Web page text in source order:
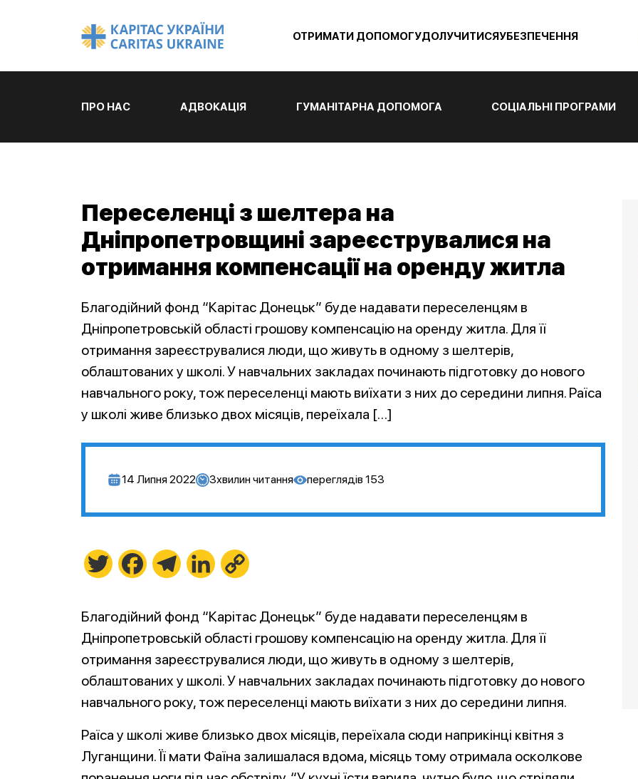
ОТРИМАТИ ДОПОМОГУДОЛУЧИТИСЯУБЕЗПЕЧЕННЯ
ПРО НАС АДВОКАЦІЯ ГУМАНІТАРНА ДОПОМОГА СОЦІАЛЬНІ ПРОГРАМИ
Переселенці з шелтера на
Дніпропетровщині зареєструвалися на
отримання компенсації на оренду житла
Благодійний фонд “Карітас Донецьк” буде надавати переселенцям в
Дніпропетровській області грошову компенсацію на оренду житла. Для її
отримання зареєструвалися люди, що живуть в одному з шелтерів,
облаштованих у школі. У навчальних закладах починають підготовку до нового
навчального року, тож переселенці мають виїхати з них до середини липня. Раїса
у школі живе близько двох місяців, переїхала […]
14 Липня 2022 3хвилин читання переглядів 153
Twitter FacebookTelegramLinkedIn
Благодійний фонд “Карітас Донецьк” буде надавати переселенцям в
Дніпропетровській області грошову компенсацію на оренду житла. Для її
отримання зареєструвалися люди, що живуть в одному з шелтерів,
облаштованих у школі. У навчальних закладах починають підготовку до нового
навчального року, тож переселенці мають виїхати з них до середини липня.
Раїса у школі живе близько двох місяців, переїхала сюди наприкінці квітня з
Луганщини. Її мати Фаїна залишалася вдома, місяць тому отримала осколкове